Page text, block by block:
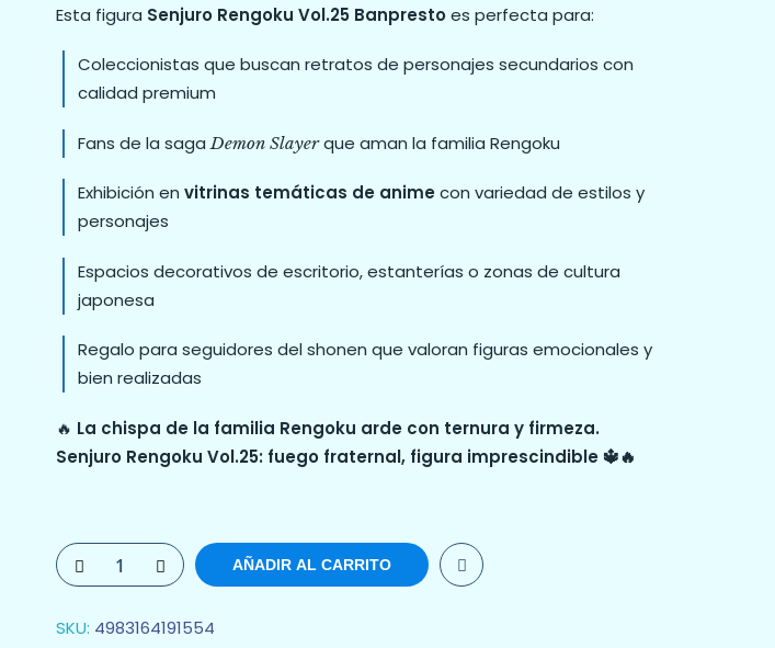
Esta figura Senjuro Rengoku Vol.25 Banprestoes perfecta para:
Coleccionistas que buscan retratos de personajes secundarios con
calidad premium
Fans de la sagaDemon Slayerque aman la familia Rengoku
Exhibición en vitrinas temáticas de anime con variedad de estilos y
personajes
Espacios decorativos de escritorio, estanterías o zonas de cultura
japonesa
Regalo para seguidores del shonen que valoran figuras emocionales y
bien realizadas
🔥 La chispa de la familia Rengoku arde con ternura y firmeza.
Senjuro Rengoku Vol.25: fuego fraternal, figura imprescindible 🔱🔥
AÑADIR AL CARRITO
SKU: 4983164191554